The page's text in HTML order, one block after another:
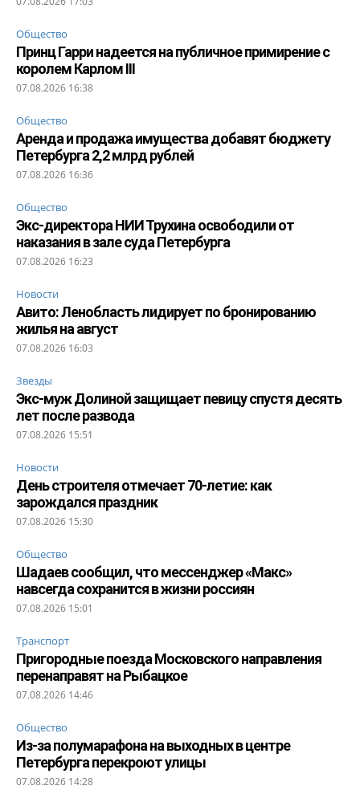
Общество
Принц Гарри надеется на публичное примирение с
королем Карлом III
07.08.2026 16:38
Общество
Аренда и продажа имущества добавят бюджету
Петербурга 2,2 млрд рублей
07.08.2026 16:36
Общество
Экс-директора НИИ Трухина освободили от
наказания в зале суда Петербурга
07.08.2026 16:23
Новости
Авито: Ленобласть лидирует по бронированию
жилья на август
07.08.2026 16:03
Звезды
Экс-муж Долиной защищает певицу спустя десять
лет после развода
07.08.2026 15:51
Новости
День строителя отмечает 70-летие: как
зарождался праздник
07.08.2026 15:30
Общество
Шадаев сообщил, что мессенджер «Макс»
навсегда сохранится в жизни россиян
07.08.2026 15:01
Транспорт
Пригородные поезда Московского направления
перенаправят на Рыбацкое
07.08.2026 14:46
Общество
Из-за полумарафона на выходных в центре
Петербурга перекроют улицы
07.08.2026 14:28